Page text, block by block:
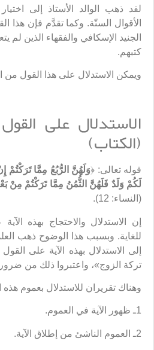
لقد ذهب الوالد الأستاذ إلى
الأقوال الستّة. وكما تقدَّم فإن هذا
الجنيد الإسكافي والفقهاء الذين لم
كتبهم.
ويمكن الاستدلال على هذا القول من
الاستدلال على
(الكتاب)
قوله تعالى: ﴿وَلَهُنَّ الرُّبُعُ مِمَّا تَرَكْتُمْ
لَكُمْ وَلَدٌ فَلَهُنَّ الثُّمُنُ مِمَّا تَرَكْتُمْ مِنْ
(النساء: 12).
إن الاستدلال والاحتجاج بهذه
للغاية. وبسبب هذا الوضوح ذهب
إلى الاستدلال بهذه الآية على
تركة الزوج»، واعتبروا ذلك من
وهناك تقريران للاستدلال بعموم هذه
1ـ ظهور الآية في العموم.
2ـ العموم الناشئ من إطلاق الآية.